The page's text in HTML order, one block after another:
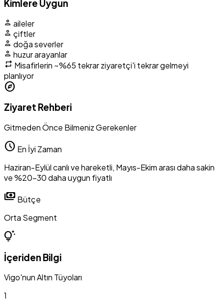
Kimlere Uygun
person aileler
person çiftler
person doğa severler
person huzur arayanlar
repeat Misafirlerin ~%65 tekrar ziyaretçi'i tekrar gelmeyi
planlıyor
explore
Ziyaret Rehberi
Gitmeden Önce Bilmeniz Gerekenler
schedule En İyi Zaman
Haziran-Eylül canlı ve hareketli, Mayıs-Ekim arası daha sakin
ve %20-30 daha uygun fiyatlı
payments Bütçe
Orta Segment
tips_and_updates
İçeriden Bilgi
Vigo'nun Altın Tüyoları
1